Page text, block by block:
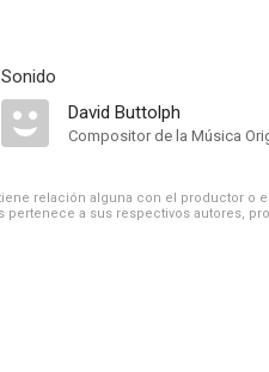
Sonido
David Buttolph
Compositor de la Música
relación alguna con el productor o
pertenece a sus respectivos autores,